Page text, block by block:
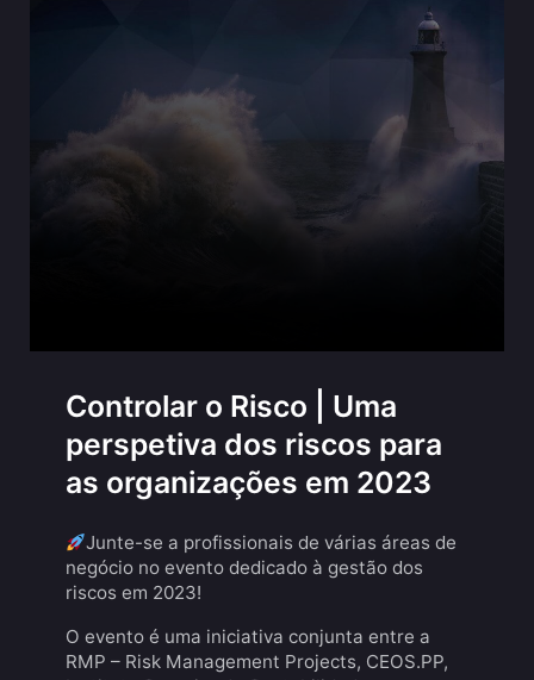
Controlar o Risco | Uma
perspetiva dos riscos para
as organizações em 2023
Junte-se a profissionais de várias áreas de
negócio no evento dedicado à gestão dos
riscos em 2023!
O evento é uma iniciativa conjunta entre a
RMP – Risk Management Projects, CEOS.PP,